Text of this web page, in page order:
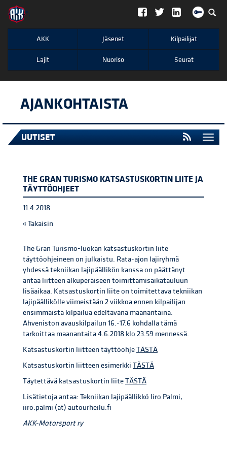
";
AKK Jäsenet Kilpailijat
Lajit Nuoriso Seurat
AJANKOHTAISTA
UUTISET
THE GRAN TURISMO KATSASTUSKORTIN LIITE JA
TÄYTTÖOHJEET
11.4.2018
« Takaisin
The Gran Turismo-luokan katsastuskortin liite
täyttöohjeineen on julkaistu. Rata-ajon lajiryhmä
yhdessä tekniikan lajipäällikön kanssa on päättänyt
antaa liitteen alkuperäiseen toimittamisaikatauluun
lisäaikaa. Katsastuskortin liite on toimitettava tekniikan
lajipäällikölle viimeistään 2 viikkoa ennen kilpailijan
ensimmäistä kilpailua edeltävänä maanantaina.
Ahveniston avauskilpailun 16.-17.6 kohdalla tämä
tarkoittaa maanantaita 4.6.2018 klo 23.59 mennessä.
Katsastuskortin liitteen täyttöohjeTÄSTÄ
Katsastuskortin liitteen esimerkki TÄSTÄ
Täytettävä katsastuskortin liiteTÄSTÄ
Lisätietoja antaa: Tekniikan lajipäällikkö Iiro Palmi,
iiro.palmi (at) autourheilu.fi
AKK-Motorsport ry